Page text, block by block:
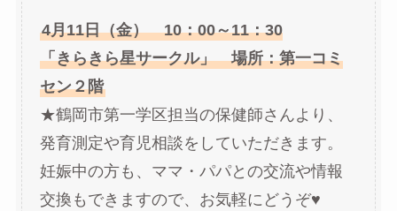
4月11日（金） 10：00～11：30
「きらきら星サークル」 場所：第一コミ
セン２階
★鶴岡市第一学区担当の保健師さんより、
発育測定や育児相談をしていただきます。
妊娠中の方も、ママ・パパとの交流や情報
交換もできますので、お気軽にどうぞ♥